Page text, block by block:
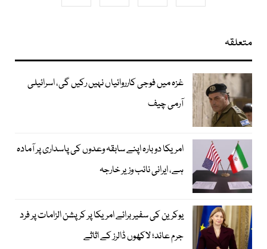
متعلقہ
غزہ میں فوجی کارروائیاں نہیں رکیں گی، اسرائیلی
آرمی چیف
امریکا دوبارہ اپنے سابقہ وعدوں کی پاسداری پر آمادہ
ہے، ایرانی نائب وزیر خارجہ
یوکرین کی سفیر برائے امریکا پر کرپشن الزامات پر فرد
جرم عائد؛ لاکھوں ڈالرز کے اثاثے